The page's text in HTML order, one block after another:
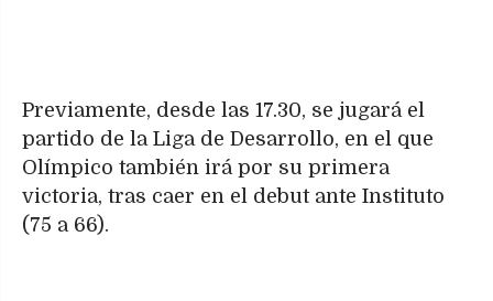
Previamente, desde las 17.30, se jugará el
partido de la Liga de Desarrollo, en el que
Olímpico también irá por su primera
victoria, tras caer en el debut ante Instituto
(75 a 66).